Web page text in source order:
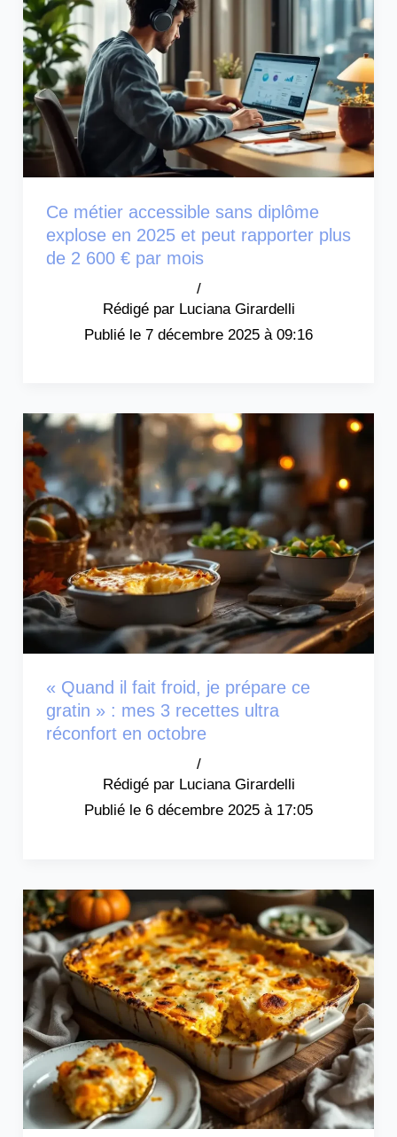
Ce métier accessible sans diplôme
explose en 2025 et peut rapporter plus
de 2 600 € par mois
Luciana Girardelli
/
7 décembre 2025 à 09:16
« Quand il fait froid, je prépare ce
gratin » : mes 3 recettes ultra
réconfort en octobre
Luciana Girardelli
/
6 décembre 2025 à 17:05